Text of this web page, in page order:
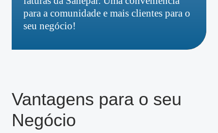
para a comunidade e mais clientes para o
seu negócio!
Vantagens para o seu
Negócio